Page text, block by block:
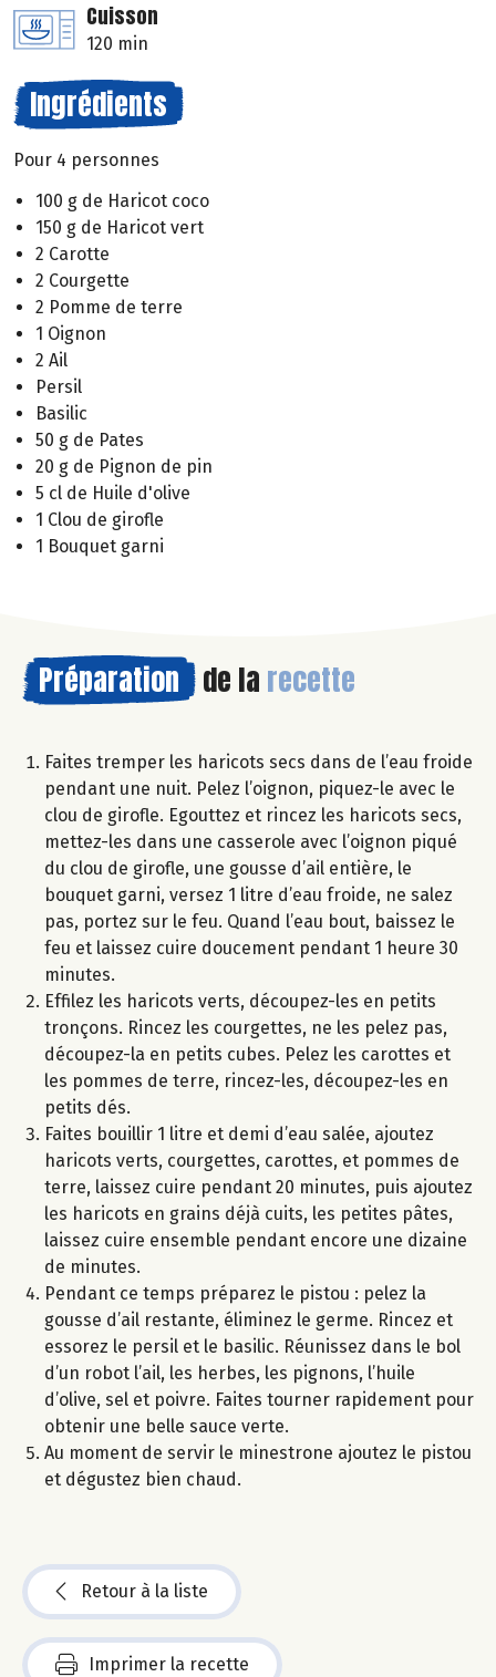
Cuisson
120 min
Ingrédients
Pour 4 personnes
100 g de Haricot coco
150 g de Haricot vert
2 Carotte
2 Courgette
2 Pomme de terre
1 Oignon
2 Ail
Persil
Basilic
50 g de Pates
20 g de Pignon de pin
5 cl de Huile d'olive
1 Clou de girofle
1 Bouquet garni
Préparation de la recette
Faites tremper les haricots secs dans de l’eau froide
pendant une nuit. Pelez l’oignon, piquez-le avec le
clou de girofle. Egouttez et rincez les haricots secs,
mettez-les dans une casserole avec l’oignon piqué
du clou de girofle, une gousse d’ail entière, le
bouquet garni, versez 1 litre d’eau froide, ne salez
pas, portez sur le feu. Quand l’eau bout, baissez le
feu et laissez cuire doucement pendant 1 heure 30
minutes.
Effilez les haricots verts, découpez-les en petits
tronçons. Rincez les courgettes, ne les pelez pas,
découpez-la en petits cubes. Pelez les carottes et
les pommes de terre, rincez-les, découpez-les en
petits dés.
Faites bouillir 1 litre et demi d’eau salée, ajoutez
haricots verts, courgettes, carottes, et pommes de
terre, laissez cuire pendant 20 minutes, puis ajoutez
les haricots en grains déjà cuits, les petites pâtes,
laissez cuire ensemble pendant encore une dizaine
de minutes.
Pendant ce temps préparez le pistou : pelez la
gousse d’ail restante, éliminez le germe. Rincez et
essorez le persil et le basilic. Réunissez dans le bol
d’un robot l’ail, les herbes, les pignons, l’huile
d’olive, sel et poivre. Faites tourner rapidement pour
obtenir une belle sauce verte.
Au moment de servir le minestrone ajoutez le pistou
et dégustez bien chaud.
Retour à la liste
Imprimer la recette